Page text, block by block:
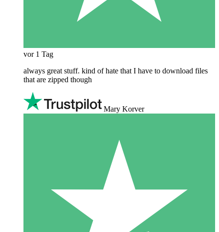
vor 1 Tag
always great stuff. kind of hate that I have to download files
that are zipped though
Mary Korver